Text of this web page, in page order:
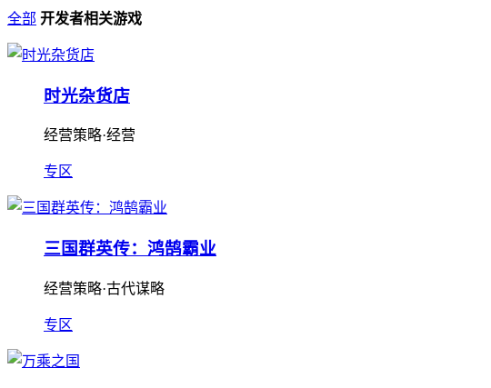
全部 开发者相关游戏
时光杂货店
经营策略·经营
专区
三国群英传：鸿鹄霸业
经营策略·古代谋略
专区